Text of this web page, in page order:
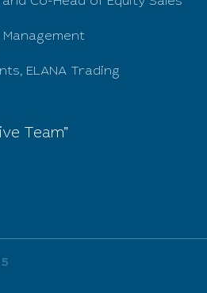
ELANA Trading
Team”